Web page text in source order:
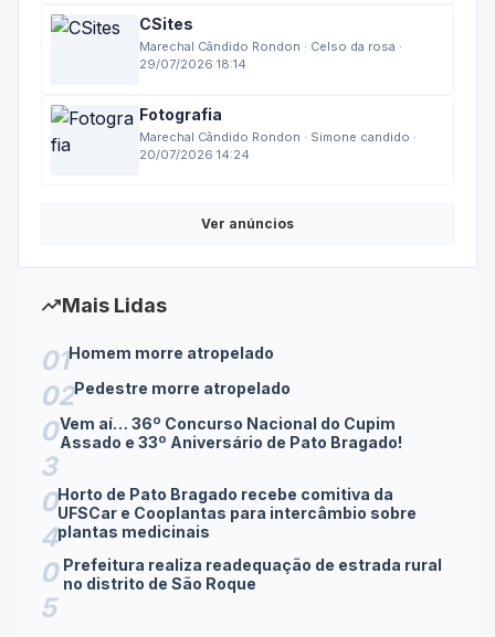
CSites
Marechal Cândido Rondon · Celso da rosa ·
29/07/2026 18:14
Fotografia
Marechal Cândido Rondon · Simone candido ·
20/07/2026 14:24
Ver anúncios
trending_upMais Lidas
01Homem morre atropelado
02Pedestre morre atropelado
0
3
Vem aí… 36º Concurso Nacional do Cupim
Assado e 33º Aniversário de Pato Bragado!
0
4
Horto de Pato Bragado recebe comitiva da
UFSCar e Cooplantas para intercâmbio sobre
plantas medicinais
0
5
Prefeitura realiza readequação de estrada rural
no distrito de São Roque